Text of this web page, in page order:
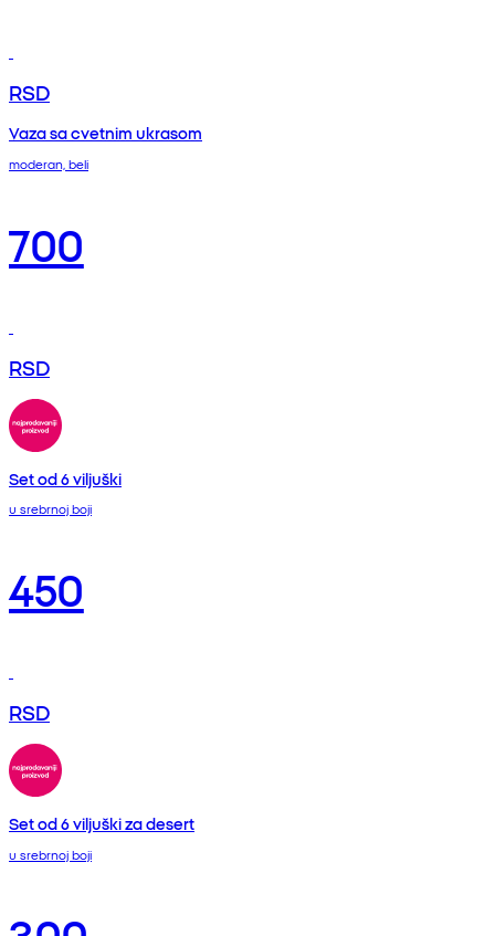
RSD
Vaza sa cvetnim ukrasom
moderan, beli
700
RSD
Set od 6 viljuški
u srebrnoj boji
450
RSD
Set od 6 viljuški za desert
u srebrnoj boji